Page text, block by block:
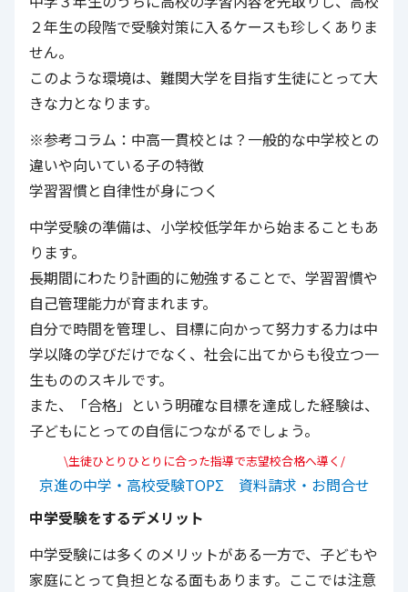
２年生の段階で受験対策に入るケースも珍しくありま
せん。
このような環境は、難関大学を目指す生徒にとって大
きな力となります。
※参考コラム：中高一貫校とは？一般的な中学校との
違いや向いている子の特徴
学習習慣と自律性が身につく
中学受験の準備は、小学校低学年から始まることもあ
ります。
長期間にわたり計画的に勉強することで、学習習慣や
自己管理能力が育まれます。
自分で時間を管理し、目標に向かって努力する力は中
学以降の学びだけでなく、社会に出てからも役立つ一
生もののスキルです。
また、「合格」という明確な目標を達成した経験は、
子どもにとっての自信につながるでしょう。
\生徒ひとりひとりに合った指導で志望校合格へ導く/
京進の中学・高校受験TOPΣ 資料請求・お問合せ
中学受験をするデメリット
中学受験には多くのメリットがある一方で、子どもや
家庭にとって負担となる面もあります。ここでは注意